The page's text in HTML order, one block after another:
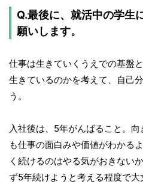
Q.最後に、就活中の学生
願いします。
仕事は生きていくうえでの基盤
生きているのかを考えて、自己
う。
入社後は、5年がんばること。
も仕事の面白みや価値がわかる
く続けるのはやる気がおきない
ず5年続けようと考える程度で大